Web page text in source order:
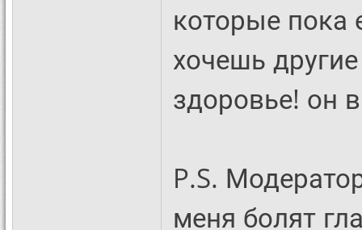
которые пока
хочешь
здоровье! он
P.S.
меня болят